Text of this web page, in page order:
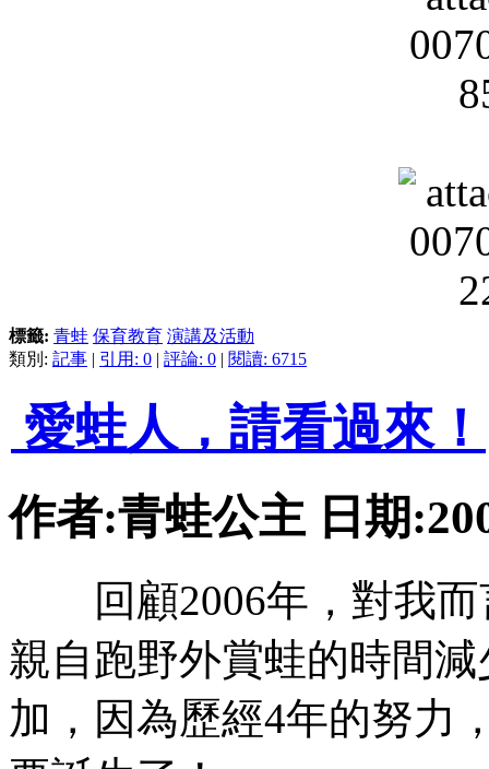
標籤: 青蛙 保育教育 演講及活動
類別: 記事 | 引用: 0 | 評論: 0 | 閱讀: 6715
愛蛙人，請看過來！
作者:青蛙公主 日期
回顧2006年，對我而
親自跑野外賞蛙的時間
加，因為歷經4年的努力